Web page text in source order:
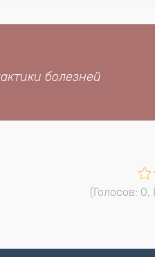
болезней
(Голосов: 0,